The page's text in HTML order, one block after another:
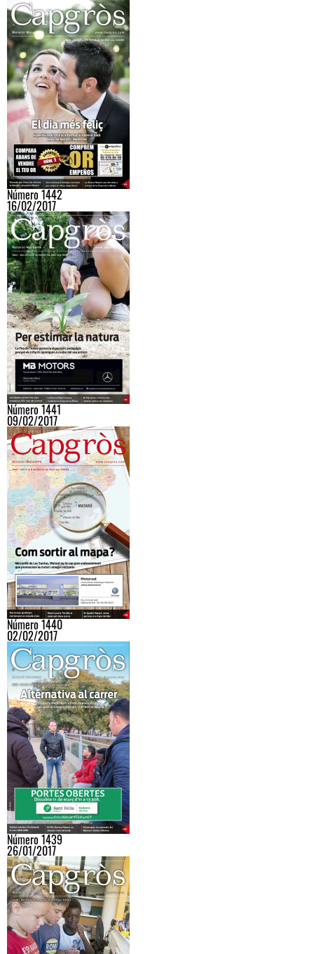
Número 1442
16/02/2017
Número 1441
09/02/2017
Número 1440
02/02/2017
Número 1439
26/01/2017